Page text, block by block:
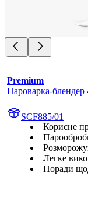
Premium
Пароварка-блендер
SCF885/01
Корисне
Легке
Поради